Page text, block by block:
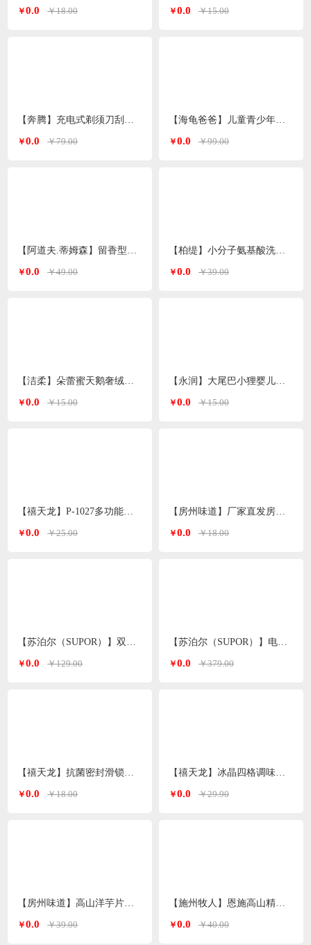
￥0.0 ￥18.00
￥0.0 ￥79.00
￥0.0 ￥49.00
￥0.0 ￥15.00
￥0.0 ￥25.00
￥0.0 ￥129.00
￥0.0 ￥18.00
￥0.0 ￥39.00
￥0.0 ￥15.00
￥0.0 ￥99.00
￥0.0 ￥39.00
￥0.0 ￥15.00
￥0.0 ￥18.00
￥0.0 ￥379.00
￥0.0 ￥29.90
￥0.0 ￥40.00